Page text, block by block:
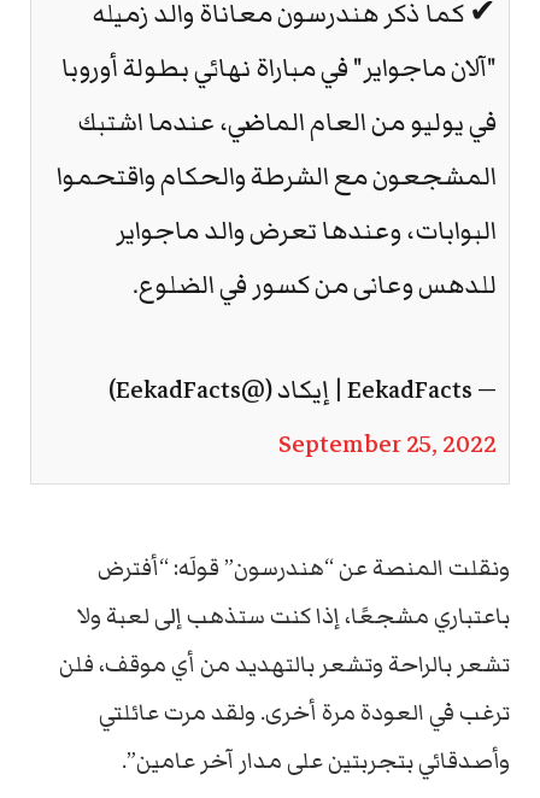
✔ كما ذكر هندرسون معاناة والد زميله
"آلان ماجواير" في مباراة نهائي بطولة أوروبا
في يوليو من العام الماضي، عندما اشتبك
المشجعون مع الشرطة والحكام واقتحموا
البوابات، وعندها تعرض والد ماجواير
للدهس وعانى من كسور في الضلوع.
— EekadFacts | إيكاد (@EekadFacts)
September 25, 2022
ونقلت المنصة عن “هندرسون” قولَه: “أفترض
باعتباري مشجعًا، إذا كنت ستذهب إلى لعبة ولا
تشعر بالراحة وتشعر بالتهديد من أي موقف، فلن
ترغب في العودة مرة أخرى. ولقد مرت عائلتي
وأصدقائي بتجربتين على مدار آخر عامين”.